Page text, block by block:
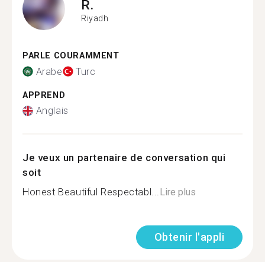
R.
Riyadh
PARLE COURAMMENT
Arabe Turc
APPREND
Anglais
Je veux un partenaire de conversation qui
soit
Honest Beautiful Respectabl...Lire plus
Obtenir l'appli